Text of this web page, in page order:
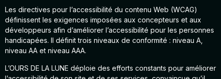
Les directives pour l’accessibilité du contenu Web (WCAG)
définissent les exigences imposées aux concepteurs et aux
développeurs afin d’améliorer l’accessibilité pour les personnes
handicapées. Il définit trois niveaux de conformité : niveau A,
niveau AA et niveau AAA.
L’OURS DE LA LUNE déploie des efforts constants pour améliorer